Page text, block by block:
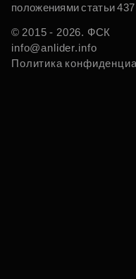
положениями статьи
© 2015 - 2026. ФСК
info@anlider.info
Политика